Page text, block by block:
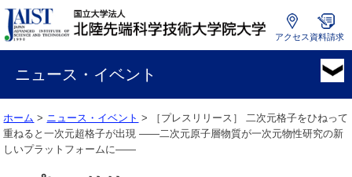
国
学
法
人
北
アクセス 資料請求
ニュース・イベント
ホーム > ニュース・イベント > ［プレスリリース］
二次元格子をひねって
重ねると一次元超格子が出現 ――二次元原子層物質が一次元物性研究の新
しいプラットフォームに――